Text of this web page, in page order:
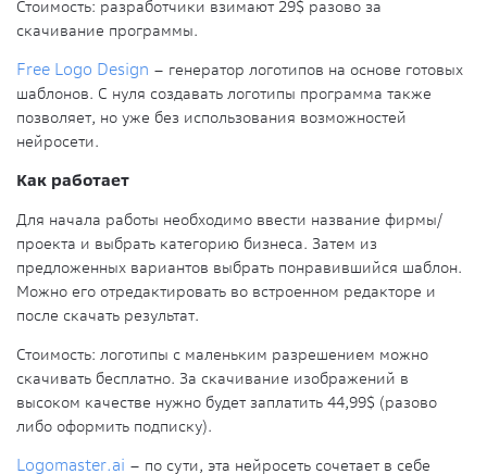
Стоимость: разработчики взимают 29$ разово за
скачивание программы.
Free Logo Design – генератор логотипов на основе готовых
шаблонов. С нуля создавать логотипы программа также
позволяет, но уже без использования возможностей
нейросети.
Как работает
Для начала работы необходимо ввести название фирмы/
проекта и выбрать категорию бизнеса. Затем из
предложенных вариантов выбрать понравившийся шаблон.
Можно его отредактировать во встроенном редакторе и
после скачать результат.
Стоимость: логотипы с маленьким разрешением можно
скачивать бесплатно. За скачивание изображений в
высоком качестве нужно будет заплатить 44,99$ (разово
либо оформить подписку).
Logomaster.ai – по сути, эта нейросеть сочетает в себе